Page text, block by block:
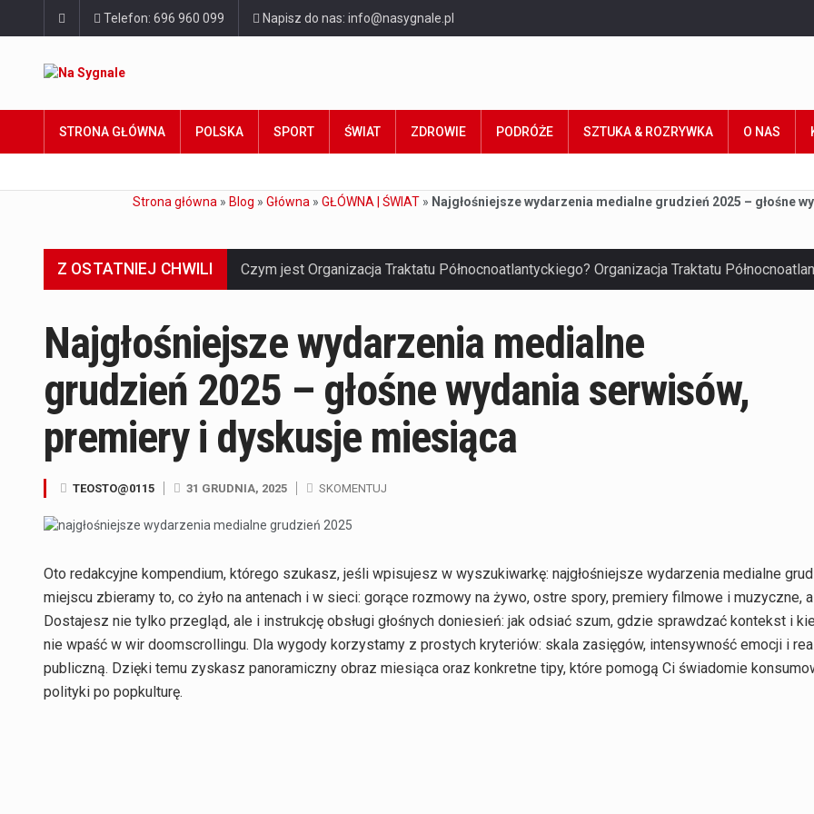
Telefon: 696 960 099 Napisz do nas: info@nasygnale.pl
STRONA GŁÓWNA POLSKA SPORT ŚWIAT ZDROWIE PODRÓŻE SZTUKA & ROZRYWKA O NAS
Strona główna » Blog » Główna » GŁÓWNA | ŚWIAT» Najgłośniejsze wydarzenia medialne grudzień 2025 – głośne
Z OSTATNIEJ CHWILI
Najgłośniejsze wydarzenia medialne
grudzień 2025 – głośne wydania serwisów,
premiery i dyskusje miesiąca
TEOSTO@0115 31 GRUDNIA, 2025 SKOMENTUJ
Oto redakcyjne kompendium, którego szukasz, jeśli wpisujesz w wyszukiwarkę: najgłośniejsze wydarzenia medialne
miejscu zbieramy to, co żyło na antenach i w sieci: gorące rozmowy na żywo, ostre spory, premiery filmowe i muzyczne,
Dostajesz nie tylko przegląd, ale i instrukcję obsługi głośnych doniesień: jak odsiać szum, gdzie sprawdzać kontekst i
nie wpaść w wir doomscrollingu. Dla wygody korzystamy z prostych kryteriów: skala zasięgów, intensywność emocji i
publiczną. Dzięki temu zyskasz panoramiczny obraz miesiąca oraz konkretne tipy, które pomogą Ci świadomie
polityki po popkulturę.